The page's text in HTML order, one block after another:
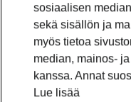
sosiaalisen
sekä sisällön ja
myös tietoa
median, mainos-
kanssa. Annat
Lue lisää